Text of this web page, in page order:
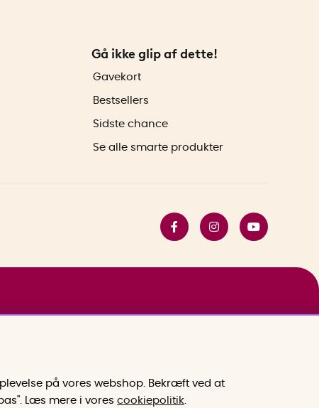
Gå ikke glip af dette!
Gavekort
Bestsellers
Sidste chance
Se alle smarte produkter
på vores webshop. Bekræft ved at
Læs mere i vores cookiepolitik